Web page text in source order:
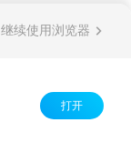
继续使用浏览器
打开